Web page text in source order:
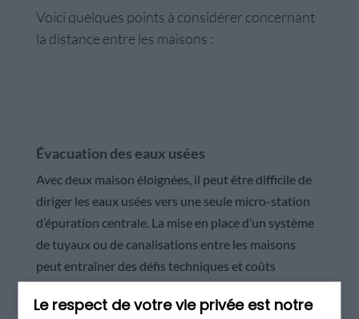
Le respect de votre vie privée est notre
Voici quelques points à considérer concernant
la distance entre les maisons :
Évacuation des eaux usées
Avec deux maison éloignées, il peut être difficile de
diriger les eaux usées vers une seule micro-station
d’épuration centrale. La mise en place d’un système
de tuyaux ou de canalisations entre les maisons
peut entraîner des défis techniques et coûts
supplémentaires.